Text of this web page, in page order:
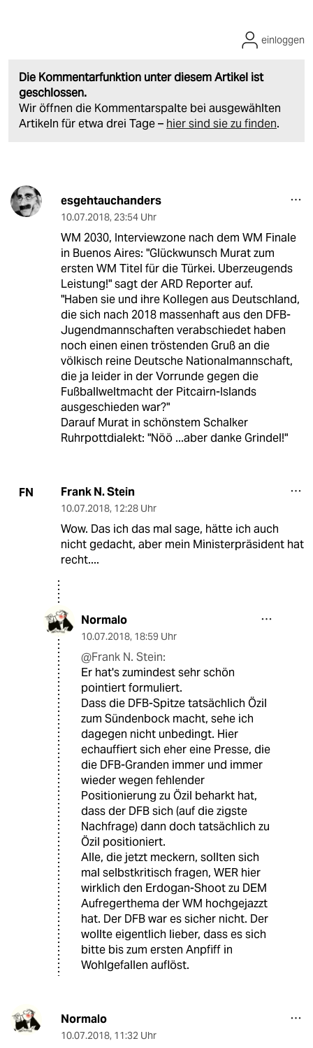
Die Kommentarfunktion unter diesem Artikel ist
geschlossen.
Wir öffnen die Kommentarspalte bei ausgewählten
Artikeln für etwa drei Tage – hier sind sie zu finden.
einloggen
esgehtauchanders
10.07.2018, 23:54 Uhr
WM 2030, Interviewzone nach dem WM Finale
in Buenos Aires: "Glückwunsch Murat zum
ersten WM Titel für die Türkei. Uberzeugends
Leistung!" sagt der ARD Reporter auf.
"Haben sie und ihre Kollegen aus Deutschland,
die sich nach 2018 massenhaft aus den DFB-
Jugendmannschaften verabschiedet haben
noch einen einen tröstenden Gruß an die
völkisch reine Deutsche Nationalmannschaft,
die ja leider in der Vorrunde gegen die
Fußballweltmacht der Pitcairn-Islands
ausgeschieden war?"
Darauf Murat in schönstem Schalker
Ruhrpottdialekt: "Nöö ...aber danke Grindel!"
FN Frank N. Stein
10.07.2018, 12:28 Uhr
Wow. Das ich das mal sage, hätte ich auch
nicht gedacht, aber mein Ministerpräsident hat
recht....
Normalo
10.07.2018, 18:59 Uhr
@Frank N. Stein:
Er hat's zumindest sehr schön
pointiert formuliert.
Dass die DFB-Spitze tatsächlich Özil
zum Sündenbock macht, sehe ich
dagegen nicht unbedingt. Hier
echauffiert sich eher eine Presse, die
die DFB-Granden immer und immer
wieder wegen fehlender
Positionierung zu Özil beharkt hat,
dass der DFB sich (auf die zigste
Nachfrage) dann doch tatsächlich zu
Özil positioniert.
Alle, die jetzt meckern, sollten sich
mal selbstkritisch fragen, WER hier
wirklich den Erdogan-Shoot zu DEM
Aufregerthema der WM hochgejazzt
hat. Der DFB war es sicher nicht. Der
wollte eigentlich lieber, dass es sich
bitte bis zum ersten Anpfiff in
Wohlgefallen auflöst.
Normalo
10.07.2018, 11:32 Uhr